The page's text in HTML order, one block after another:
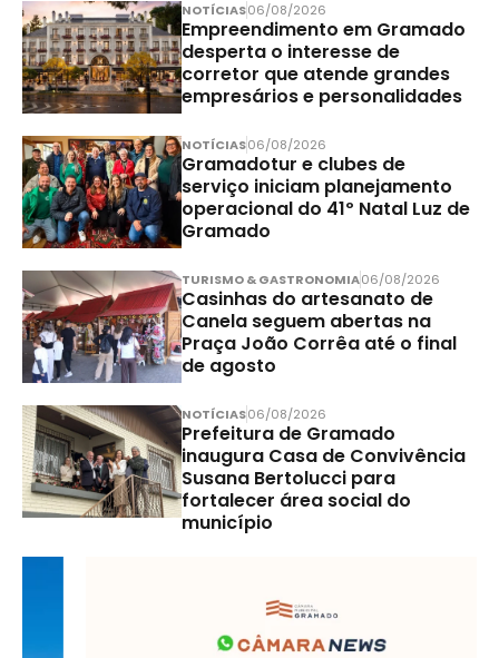
NOTÍCIAS06/08/2026
Empreendimento em Gramado
desperta o interesse de
corretor que atende grandes
empresários e personalidades
NOTÍCIAS06/08/2026
Gramadotur e clubes de
serviço iniciam planejamento
operacional do 41º Natal Luz de
Gramado
TURISMO & GASTRONOMIA06/08/2026
Casinhas do artesanato de
Canela seguem abertas na
Praça João Corrêa até o final
de agosto
NOTÍCIAS06/08/2026
Prefeitura de Gramado
inaugura Casa de Convivência
Susana Bertolucci para
fortalecer área social do
município